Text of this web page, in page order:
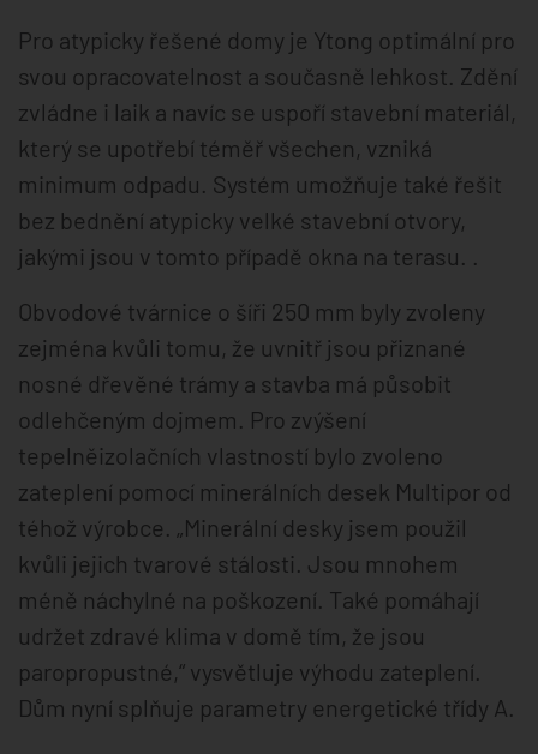
Pro atypicky řešené domy je Ytong optimální pro
svou opracovatelnost a současně lehkost. Zdění
zvládne i laik a navíc se uspoří stavební materiál,
který se upotřebí téměř všechen, vzniká
minimum odpadu. Systém umožňuje také řešit
bez bednění atypicky velké stavební otvory,
jakými jsou v tomto případě okna na terasu. .
Obvodové tvárnice o šíři 250 mm byly zvoleny
zejména kvůli tomu, že uvnitř jsou přiznané
nosné dřevěné trámy a stavba má působit
odlehčeným dojmem. Pro zvýšení
tepelněizolačních vlastností bylo zvoleno
zateplení pomocí minerálních desek Multipor od
téhož výrobce. „Minerální desky jsem použil
kvůli jejich tvarové stálosti. Jsou mnohem
méně náchylné na poškození. Také pomáhají
udržet zdravé klima v domě tím, že jsou
paropropustné,“ vysvětluje výhodu zateplení.
Dům nyní splňuje parametry energetické třídy A.